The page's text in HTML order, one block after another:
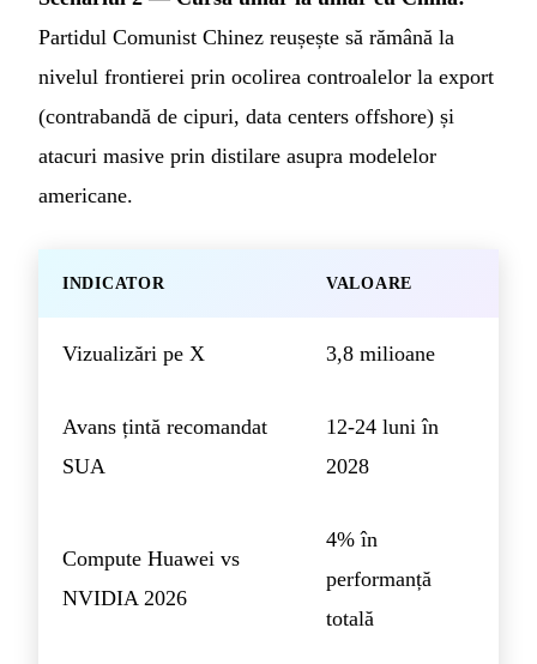
Partidul Comunist Chinez reușește să rămână la
nivelul frontierei prin ocolirea controalelor la export
(contrabandă de cipuri, data centers offshore) și
atacuri masive prin distilare asupra modelelor
americane.
INDICATOR VALOARE
Vizualizări pe X 3,8 milioane
Avans țintă recomandat
SUA
12-24 luni în
2028
Compute Huawei vs
NVIDIA 2026
4% în
performanță
totală